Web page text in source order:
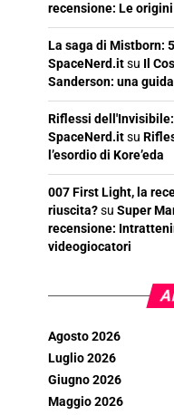
recensione: Le
La saga di Mistborn:
SpaceNerd.itsu Il
Sanderson: una
Riflessi
SpaceNerd.itsu
l’esordio di Kore’eda
007 First Light, la
riuscita?su Super
recensione:
videogiocatori
Agosto 2026
Luglio 2026
Giugno 2026
Maggio 2026